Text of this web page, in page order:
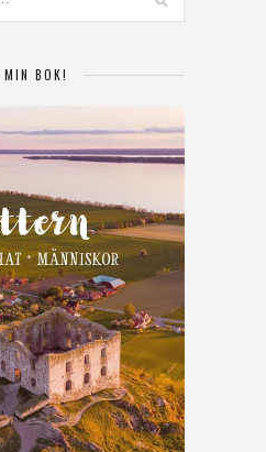
MIN BOK!